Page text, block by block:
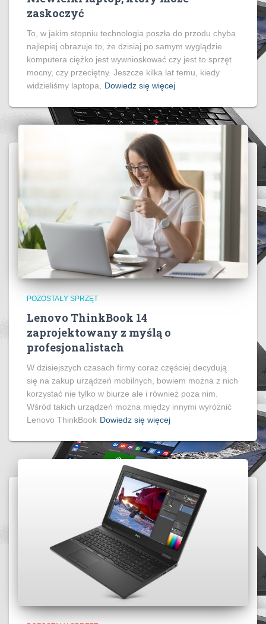
zaskoczyć
To, w jakim stopniu technologia poszła do przodu chyba
najlepiej obrazuje to, że dzisiaj po samym wyglądzie
komputera ciężko jest wywnioskować czy jest to sprzęt
mocny, czy przeciętny. Jeszcze kilka lat temu, kiedy
widzieliśmy laptopa,
Dowiedz się więcej
POZOSTAŁY SPRZĘT
Lenovo ThinkBook 14
zaprojektowany z myślą o
profesjonalistach
W dzisiejszych czasach firmy coraz częściej decydują
się na zakup urządzeń mobilnych, bowiem można z nich
korzystać nie tylko w biurze ale i również poza nim.
Wśród takich urządzeń można między innymi wyróżnić
Lenovo ThinkBook Dowiedz się więcej